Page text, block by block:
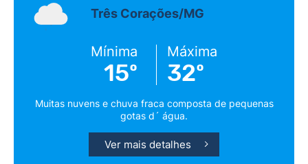
Três Corações/MG
Mínima
15º
Máxima
32º
Muitas nuvens e chuva fraca composta de pequenas
gotas d´ água.
Ver mais detalhes